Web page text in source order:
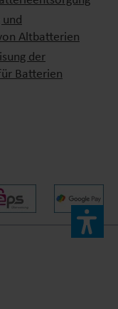
Altbatterien
der
Batterien